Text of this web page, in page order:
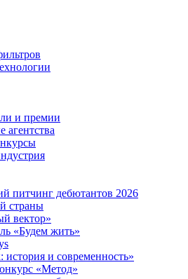
и премии
агентства
питчинг дебютантов 2026
страны
вектор»
«Будем жить»
история и современность»
«Метод»